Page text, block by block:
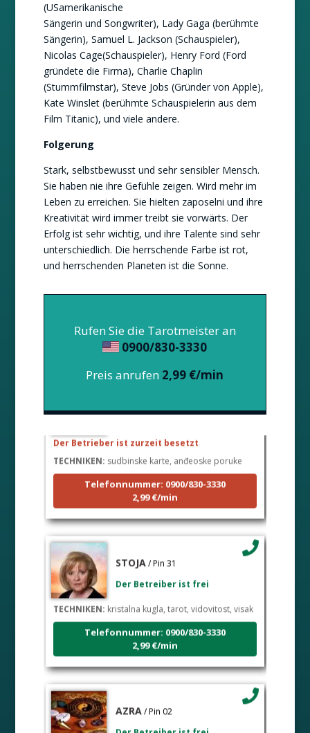
(USamerikanische
Sängerin und Songwriter), Lady Gaga (berühmte
Sängerin), Samuel L. Jackson (Schauspieler),
Nicolas Cage(Schauspieler), Henry Ford (Ford
gründete die Firma), Charlie Chaplin
(Stummfilmstar), Steve Jobs (Gründer von Apple),
Kate Winslet (berühmte Schauspielerin aus dem
Film Titanic), und viele andere.
Folgerung
Stark, selbstbewusst und sehr sensibler Mensch.
Sie haben nie ihre Gefühle zeigen. Wird mehr im
Leben zu erreichen. Sie hielten zaposelni und ihre
Kreativität wird immer treibt sie vorwärts. Der
Erfolg ist sehr wichtig, und ihre Talente sind sehr
unterschiedlich. Die herrschende Farbe ist rot,
und herrschenden Planeten ist die Sonne.
Rufen Sie die Tarotmeister an
0900/830-3330
Preis anrufen 2,99 €/min
Der Betrieber ist zurzeit besetzt
sudbinske karte, anđeoske poruke
Telefonnummer: 0900/830-3330
2,99 €/min
STOJA
Der Betreiber ist frei
TECHNIKEN:kristalna kugla, tarot, vidovitost, visak
Telefonnummer: 0900/830-3330
2,99 €/min
AZRA
Der Betreiber ist frei